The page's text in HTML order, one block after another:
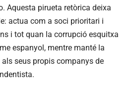
Aquesta pirueta retòrica deixa
actua com a soci prioritari i
i tot quan la corrupció esquitxa
espanyol, mentre manté la
seus propis companys de